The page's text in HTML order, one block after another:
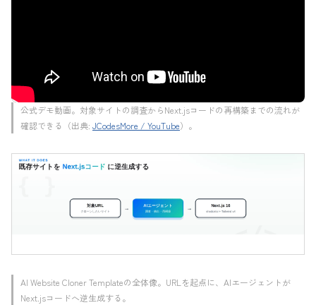
公式デモ動画。対象サイトの調査からNext.jsコードの再構築までの流れが
確認できる（出典: JCodesMore / YouTube）。
AI Website Cloner Templateの全体像。URLを起点に、AIエージェントが
Next.jsコードへ逆生成する。